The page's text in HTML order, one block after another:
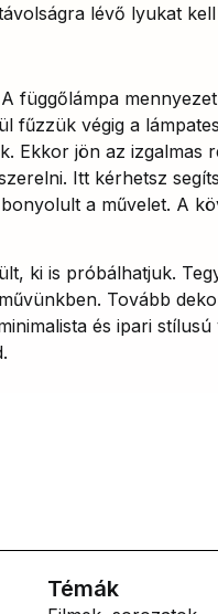
lévő lyukat
függőlámpa
fűzzük végig a
Ekkor jön az izgalmas
Itt kérhetsz
a művelet. A
ki is próbálhatjuk.
Tovább
és ipari
Témák